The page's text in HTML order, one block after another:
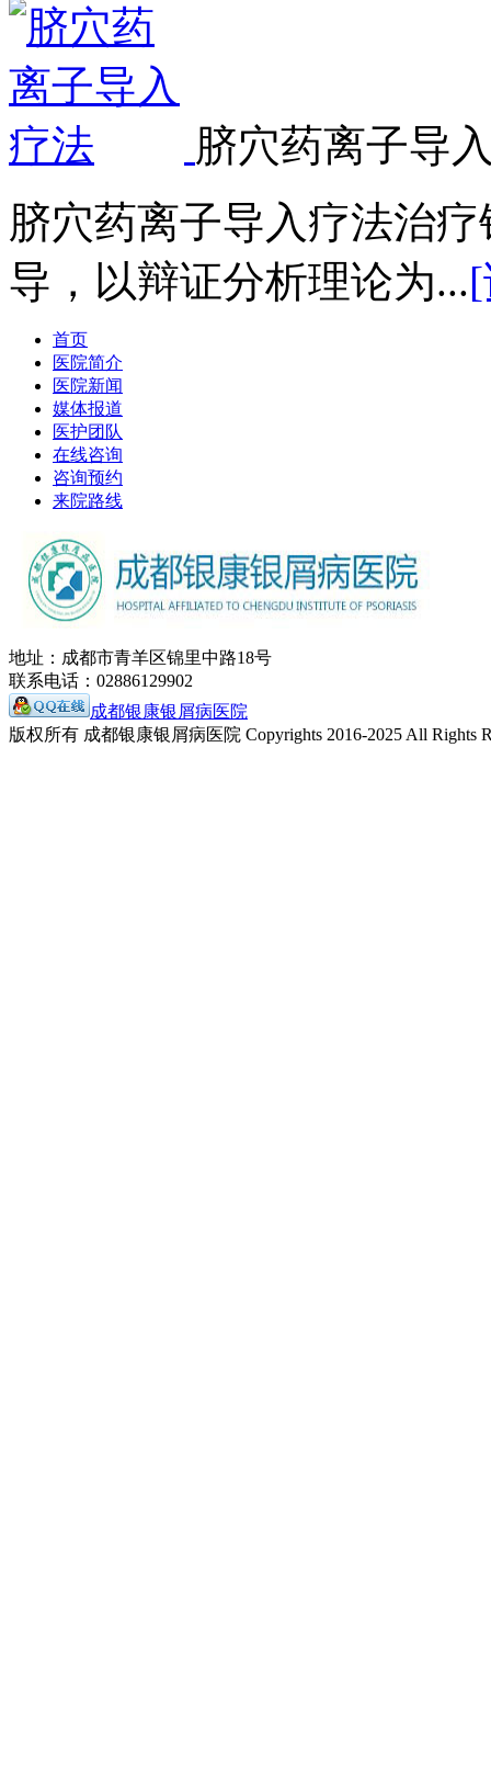
脐穴药离子导
脐穴药离子导入疗法治
导，以辩证分析理论为...
首页
医院简介
医院新闻
媒体报道
医护团队
在线咨询
咨询预约
来院路线
地址：成都市青羊区锦里中路18号
联系电话：02886129902
成都银康银屑病医院
版权所有 成都银康银屑病医院 Copyrights 2016-2025 All Rights